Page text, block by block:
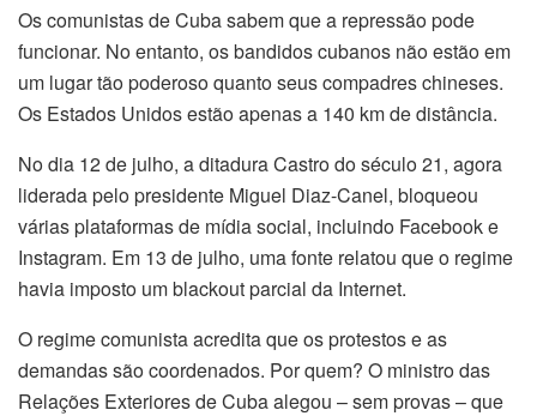
Os comunistas de Cuba sabem que a repressão pode
funcionar. No entanto, os bandidos cubanos não estão em
um lugar tão poderoso quanto seus compadres chineses.
Os Estados Unidos estão apenas a 140 km de distância.
No dia 12 de julho, a ditadura Castro do século 21, agora
liderada pelo presidente Miguel Diaz-Canel, bloqueou
várias plataformas de mídia social, incluindo Facebook e
Instagram. Em 13 de julho, uma fonte relatou que o regime
havia imposto um blackout parcial da Internet.
O regime comunista acredita que os protestos e as
demandas são coordenados. Por quem? O ministro das
Relações Exteriores de Cuba alegou – sem provas – que